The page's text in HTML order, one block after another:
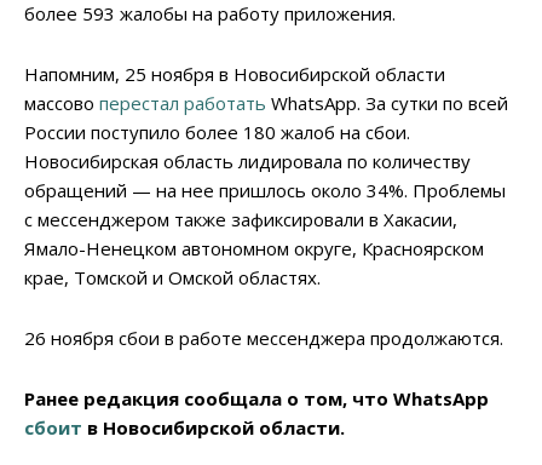
более 593 жалобы на работу приложения.
Напомним, 25 ноября в Новосибирской области
массово перестал работать WhatsApp. За сутки по всей
России поступило более 180 жалоб на сбои.
Новосибирская область лидировала по количеству
обращений — на нее пришлось около 34%. Проблемы
с мессенджером также зафиксировали в Хакасии,
Ямало-Ненецком автономном округе, Красноярском
крае, Томской и Омской областях.
26 ноября сбои в работе мессенджера продолжаются.
Ранее редакция сообщала о том, что WhatsApp
сбоит в Новосибирской области.